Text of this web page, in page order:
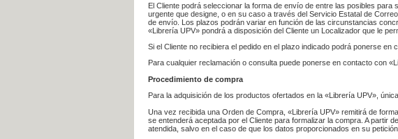
El Cliente podrá seleccionar la forma de envío de entre las posibles
urgente que designe, o en su caso a través del Servicio Estatal de
de envío. Los plazos podrán variar en función de las circunstancias
«Librería UPV» pondrá a disposición del Cliente un Localizador que le
Si el Cliente no recibiera el pedido en el plazo indicado podrá ponerse
Para cualquier reclamación o consulta puede ponerse en contacto con
Procedimiento de compra
Para la adquisición de los productos ofertados en la «Librería UPV»,
Una vez recibida una Orden de Compra, «Librería UPV» remitirá de
se entenderá aceptada por el Cliente para formalizar la compra. A partir
atendida, salvo en el caso de que los datos proporcionados en su